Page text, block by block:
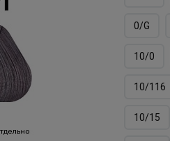
0/G
10/0
10/116
10/15